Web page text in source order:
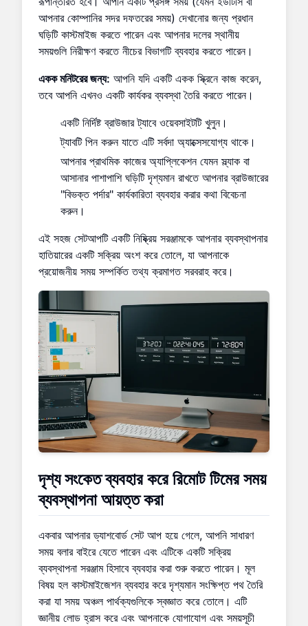
আপনার কোম্পানির সদর দফতরের সময়) দেখানোর জন্য প্রধান
ঘড়িটি কাস্টমাইজ করতে পারেন এবং আপনার দলের স্থানীয়
সময়গুলি নিরীক্ষণ করতে নীচের বিভাগটি ব্যবহার করতে পারেন।
একক মনিটরের জন্য: আপনি যদি একটি একক স্ক্রিনে কাজ করেন,
তবে আপনি এখনও একটি কার্যকর ব্যবস্থা তৈরি করতে পারেন।
একটি নির্দিষ্ট ব্রাউজার ট্যাবে ওয়েবসাইটটি খুলুন।
ট্যাবটি পিন করুন যাতে এটি সর্বদা অ্যাক্সেসযোগ্য থাকে।
আপনার প্রাথমিক কাজের অ্যাপ্লিকেশন যেমন স্ল্যাক বা
আসানার পাশাপাশি ঘড়িটি দৃশ্যমান রাখতে আপনার ব্রাউজারের
"বিভক্ত পর্দার" কার্যকারিতা ব্যবহার করার কথা বিবেচনা
করুন।
এই সহজ সেটআপটি একটি নিষ্ক্রিয় সরঞ্জামকে আপনার ব্যবস্থাপনার
হাতিয়ারের একটি সক্রিয় অংশ করে তোলে, যা আপনাকে
প্রয়োজনীয় সময় সম্পর্কিত তথ্য ক্রমাগত সরবরাহ করে।
দৃশ্য সংকেত ব্যবহার করেরিমোট টিমের সময়
ব্যবস্থাপনাআয়ত্ত করা
একবার আপনার ড্যাশবোর্ড সেট আপ হয়ে গেলে, আপনি সাধারণ
সময় বলার বাইরে যেতে পারেন এবং এটিকে একটি সক্রিয়
ব্যবস্থাপনা সরঞ্জাম হিসাবে ব্যবহার করা শুরু করতে পারেন। মূল
বিষয় হল কাস্টমাইজেশন ব্যবহার করে দৃশ্যমান সংক্ষিপ্ত পথ তৈরি
করা যা সময় অঞ্চল পার্থক্যগুলিকে স্বজ্ঞাত করে তোলে। এটি
জ্ঞানীয় লোড হ্রাস করে এবং আপনাকে যোগাযোগ এবং সময়সূচী